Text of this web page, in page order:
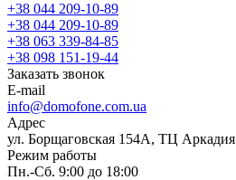
+38 044 209-10-89
+38 044 209-10-89
+38 063 339-84-85
+38 098 151-19-44
Заказать звонок
E-mail
info@domofone.com.ua
Адрес
ул. Борщаговская 154А, ТЦ Аркадия
Режим работы
Пн.-Сб. 9:00 до 18:00